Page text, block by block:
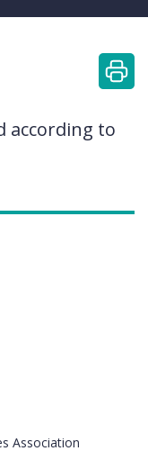
according to
Association